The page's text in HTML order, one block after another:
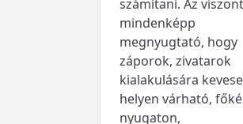
számítani. Az viszont
mindenképp
megnyugtató, hogy
záporok, zivatarok
kialakulására
helyen várható,
nyugaton,